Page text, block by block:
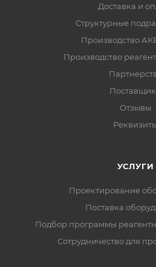
Доставка и
Структурные
Производство
Производство
Отзывы
УСЛУГИ
Проектирование
Поставка
Подбор программы
Сотрудничество для